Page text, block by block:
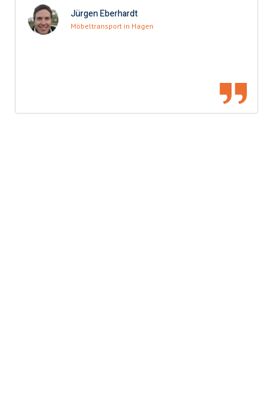
Jürgen Eberhardt
Möbeltransport in Hagen